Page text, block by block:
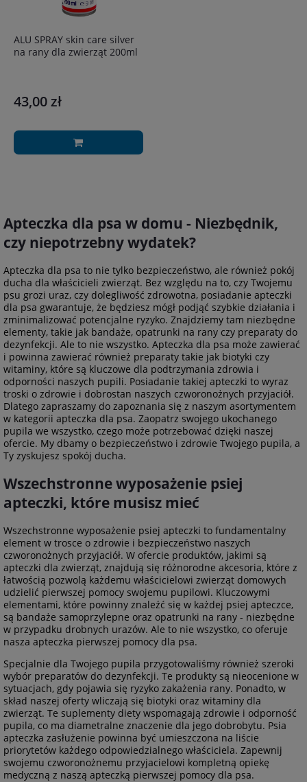
ALU SPRAY skin care silver
na rany dla zwierząt 200ml
43,00 zł
Apteczka dla psa w domu - Niezbędnik,
czy niepotrzebny wydatek?
Apteczka dla psa to nie tylko bezpieczeństwo, ale również pokój
ducha dla właścicieli zwierząt. Bez względu na to, czy Twojemu
psu grozi uraz, czy dolegliwość zdrowotna, posiadanie apteczki
dla psa gwarantuje, że będziesz mógł podjąć szybkie działania i
zminimalizować potencjalne ryzyko. Znajdziemy tam niezbędne
elementy, takie jak bandaże, opatrunki na rany czy preparaty do
dezynfekcji. Ale to nie wszystko. Apteczka dla psa może zawierać
i powinna zawierać również preparaty takie jak biotyki czy
witaminy, które są kluczowe dla podtrzymania zdrowia i
odporności naszych pupili. Posiadanie takiej apteczki to wyraz
troski o zdrowie i dobrostan naszych czworonożnych przyjaciół.
Dlatego zapraszamy do zapoznania się z naszym asortymentem
w kategorii apteczka dla psa. Zaopatrz swojego ukochanego
pupila we wszystko, czego może potrzebować dzięki naszej
ofercie. My dbamy o bezpieczeństwo i zdrowie Twojego pupila, a
Ty zyskujesz spokój ducha.
Wszechstronne wyposażenie psiej
apteczki, które musisz mieć
Wszechstronne wyposażenie psiej apteczki to fundamentalny
element w trosce o zdrowie i bezpieczeństwo naszych
czworonożnych przyjaciół. W ofercie produktów, jakimi są
apteczki dla zwierząt, znajdują się różnorodne akcesoria, które z
łatwością pozwolą każdemu właścicielowi zwierząt domowych
udzielić pierwszej pomocy swojemu pupilowi. Kluczowymi
elementami, które powinny znaleźć się w każdej psiej apteczce,
są bandaże samoprzylepne oraz opatrunki na rany - niezbędne
w przypadku drobnych urazów. Ale to nie wszystko, co oferuje
nasza apteczka pierwszej pomocy dla psa.
Specjalnie dla Twojego pupila przygotowaliśmy również szeroki
wybór preparatów do dezynfekcji. Te produkty są nieocenione w
sytuacjach, gdy pojawia się ryzyko zakażenia rany. Ponadto, w
skład naszej oferty wliczają się biotyki oraz witaminy dla
zwierząt. Te suplementy diety wspomagają zdrowie i odporność
pupila, co ma diametralne znaczenie dla jego dobrobytu. Psia
apteczka zasłużenie powinna być umieszczona na liście
priorytetów każdego odpowiedzialnego właściciela. Zapewnij
swojemu czworonożnemu przyjacielowi kompletną opiekę
medyczną z naszą apteczką pierwszej pomocy dla psa.